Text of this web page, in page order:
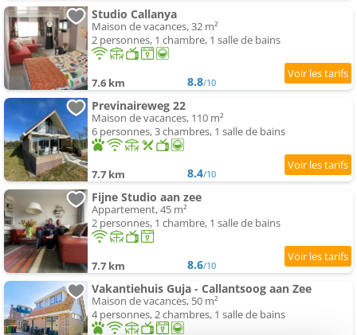
Studio Callanya
Maison de vacances, 32 m²
2 personnes, 1 chambre, 1 salle de bains
7.6 km 8.8/10
Previnaireweg 22
Maison de vacances, 110 m²
6 personnes, 3 chambres, 1 salle de bains
7.7 km 8.4/10
Fijne Studio aan zee
Appartement, 45 m²
2 personnes, 1 chambre, 1 salle de bains
7.7 km 8.6/10
Vakantiehuis Guja - Callantsoog aan Zee
Maison de vacances, 50 m²
4 personnes, 2 chambres, 1 salle de bains